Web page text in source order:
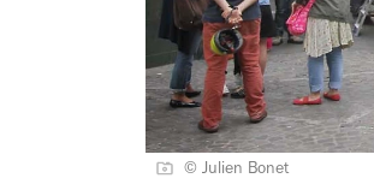
© Julien Bonet